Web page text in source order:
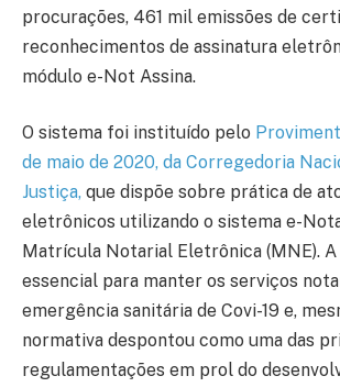
procurações, 461 mil emissões de
reconhecimentos de assinatura
módulo e-Not Assina.
O sistema foi instituído pelo
de maio de 2020, da Corregedoria
Justiça, que dispõe sobre prática de
eletrônicos utilizando o sistema e-
Matrícula Notarial Eletrônica (MNE).
essencial para manter os serviços
emergência sanitária de Covi-19 e,
normativa despontou como uma das
regulamentações em prol do